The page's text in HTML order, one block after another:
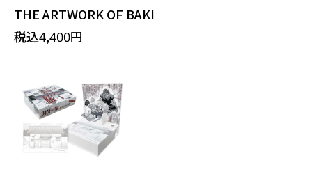
THE ARTWORK OF BAKI
税込4,400円